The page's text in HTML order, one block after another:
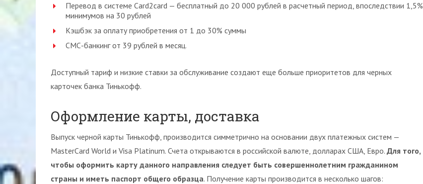
Перевод в системе Card2card — бесплатный до 20 000 рублей в расчетный период, впоследствии 1,5%
минимумов на 30 рублей
Кэшбэк за оплату приобретения от 1 до 30% суммы
СМС-банкинг от 39 рублей в месяц.
Доступный тариф и низкие ставки за обслуживание создают еще больше приоритетов для черных
карточек банка Тинькофф.
Оформление карты, доставка
Выпуск черной карты Тинькофф, производится симметрично на основании двух платежных систем —
MasterCard World и Visa Platinum. Счета открываются в российской валюте, долларах США, Евро. Для того,
чтобы оформить карту данного направления следует быть совершеннолетним гражданином
страны и иметь паспорт общего образца. Получение карты производится в несколько шагов: